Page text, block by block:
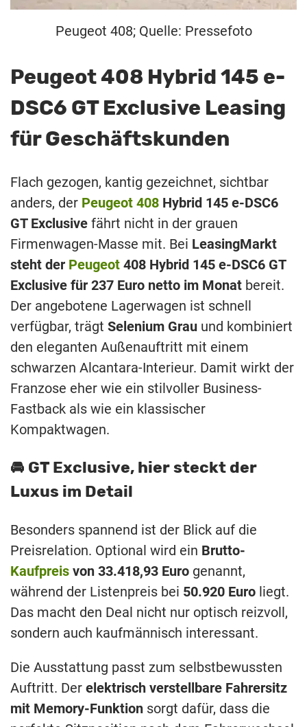
Peugeot 408; Quelle: Pressefoto
Peugeot 408 Hybrid 145 e-
DSC6 GT Exclusive Leasing
für Geschäftskunden
Flach gezogen, kantig gezeichnet, sichtbar
anders, der Peugeot 408 Hybrid 145 e-DSC6
GT Exclusive fährt nicht in der grauen
Firmenwagen-Masse mit. Bei LeasingMarkt
steht der Peugeot 408 Hybrid 145 e-DSC6 GT
Exclusive für 237 Euro netto im Monat bereit.
Der angebotene Lagerwagen ist schnell
verfügbar, trägt Selenium Grau und kombiniert
den eleganten Außenauftritt mit einem
schwarzen Alcantara-Interieur. Damit wirkt der
Franzose eher wie ein stilvoller Business-
Fastback als wie ein klassischer
Kompaktwagen.
🚘 GT Exclusive, hier steckt der
Luxus im Detail
Besonders spannend ist der Blick auf die
Preisrelation. Optional wird ein Brutto-
Kaufpreis von 33.418,93 Euro genannt,
während der Listenpreis bei 50.920 Euro liegt.
Das macht den Deal nicht nur optisch reizvoll,
sondern auch kaufmännisch interessant.
Die Ausstattung passt zum selbstbewussten
Auftritt. Der elektrisch verstellbare Fahrersitz
mit Memory-Funktion sorgt dafür, dass die